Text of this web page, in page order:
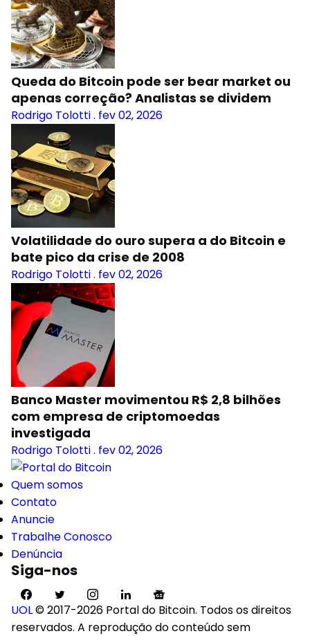
Queda do Bitcoin pode ser bear market ou
apenas correção? Analistas se dividem
Rodrigo Tolotti. fev 02, 2026
Volatilidade do ouro supera a do Bitcoin e
bate pico da crise de 2008
Rodrigo Tolotti. fev 02, 2026
Banco Master movimentou R$ 2,8 bilhões
com empresa de criptomoedas
investigada
Rodrigo Tolotti. fev 02, 2026
Quem somos
Contato
Anuncie
Trabalhe Conosco
Denúncia
Siga-nos
UOL© 2017-2026 Portal do Bitcoin. Todos os direitos
reservados. A reprodução do conteúdo sem